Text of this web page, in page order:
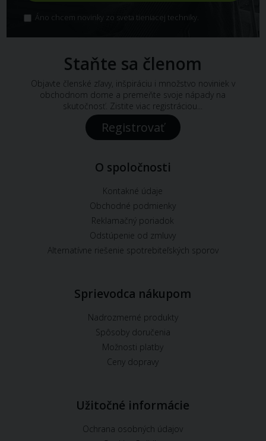
Áno chcem novinky zo sveta tieniacej techniky.
Staňte sa členom
Objavte členské zľavy, inšpiráciu i množstvo noviniek v
obchodnom dome a premeňte svoje nápady na
skutočnosť. Zistite viac registráciou...
Registrovať
O spoločnosti
Kontakné údaje
Obchodné podmienky
Reklamačný poriadok
Odstúpenie od zmluvy
Alternatívne riešenie spotrebiteľských sporov
Sprievodca nákupom
Nadrozmerné produkty
Spôsoby doručenia
Možnosti platby
Ceny dopravy
Užitočné informácie
Ochrana osobných údajov